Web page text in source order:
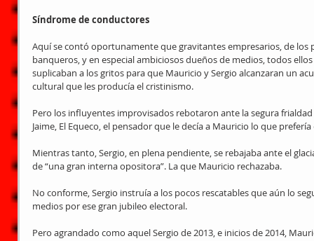
Síndrome de conductores
Aquí se contó oportunamente que gravitantes empresarios, de
banqueros, y en especial ambiciosos dueños de medios, todos
suplicaban a los gritos para que Mauricio y Sergio alcanzaran un
cultural que les producía el cristinismo.
Pero los influyentes improvisados rebotaron ante la segura
Jaime, El Equeco, el pensador que le decía a Mauricio lo que prefería
Mientras tanto, Sergio, en plena pendiente, se rebajaba ante el
de “una gran interna opositora”. La que Mauricio rechazaba.
No conforme, Sergio instruía a los pocos rescatables que aún lo
medios por ese gran jubileo electoral.
Pero agrandado como aquel Sergio de 2013, e inicios de 2014,